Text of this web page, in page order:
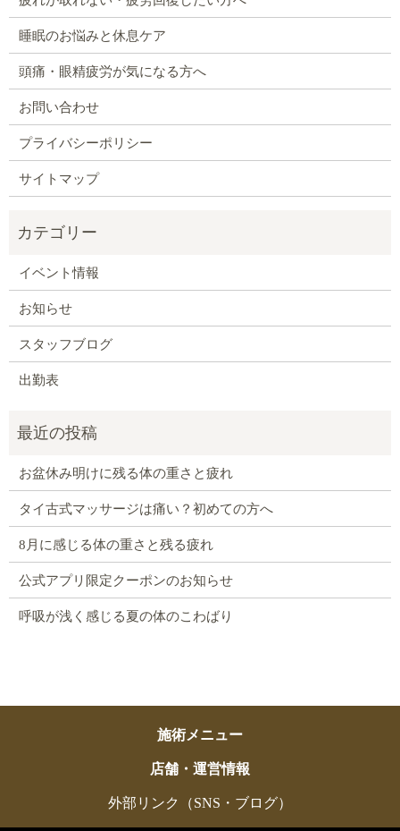
睡眠のお悩みと休息ケア
頭痛・眼精疲労が気になる方へ
お問い合わせ
プライバシーポリシー
サイトマップ
イベント情報
お知らせ
スタッフブログ
出勤表
お盆休み明けに残る体の重さと疲れ
タイ古式マッサージは痛い？初めての方へ
8月に感じる体の重さと残る疲れ
公式アプリ限定クーポンのお知らせ
呼吸が浅く感じる夏の体のこわばり
施術メニュー
店舗・運営情報
外部リンク（SNS・ブログ）